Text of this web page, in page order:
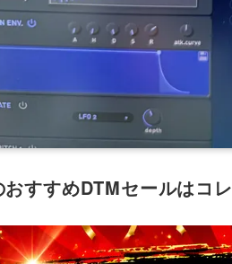
すすめDTMセールはコレ